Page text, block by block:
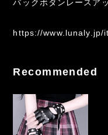
バックボタンレースア
https://www.lunaly.jp/
Recommended